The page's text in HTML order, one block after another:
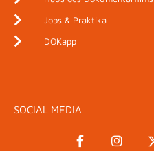
Jobs & Praktika
DOKapp
SOCIAL MEDIA